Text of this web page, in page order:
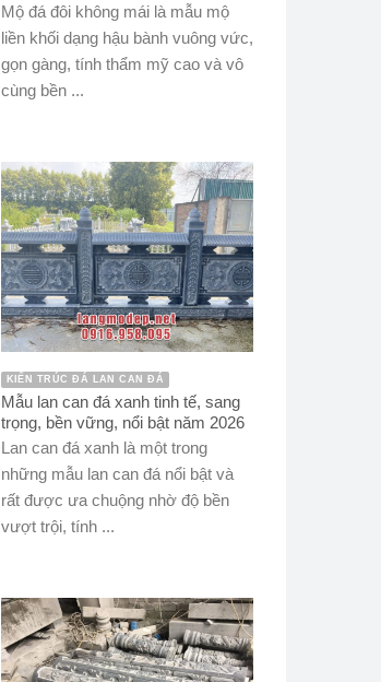
Mộ đá đôi không mái là mẫu mộ
liền khối dạng hậu bành vuông vức,
gọn gàng, tính thẩm mỹ cao và vô
cùng bền ...
KIẾN TRÚC ĐÁ LAN CAN ĐÁ
Mẫu lan can đá xanh tinh tế, sang
trọng, bền vững, nổi bật năm 2026
Lan can đá xanh là một trong
những mẫu lan can đá nổi bật và
rất được ưa chuộng nhờ độ bền
vượt trội, tính ...